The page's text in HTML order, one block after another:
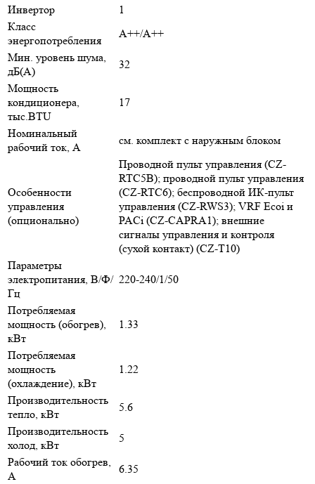
Инвертор
1
Класс
энергопотребления
A++/A++
Мин. уровень шума,
дБ(А)
32
Мощность
кондиционера,
тыс.BTU
17
Номинальный
рабочий ток, А
см. комплект с наружным блоком
Особенности
управления
(опционально)
Проводной пульт управления (CZ-
RTC5B); проводной пульт управления
(CZ-RTC6); беспроводной ИК-пульт
управления (CZ-RWS3); VRF Ecoi и
PACi (CZ-CAPRA1); внешние
сигналы управления и контроля
(сухой контакт) (CZ-T10)
Параметры
электропитания, В/Ф/
Гц
220-240/1/50
Потребляемая
мощность (обогрев),
кВт
1.33
Потребляемая
мощность
(охлаждение), кВт
1.22
Производительность
тепло, кВт
5.6
Производительность
холод, кВт
5
Рабочий ток обогрев,
А
6.35